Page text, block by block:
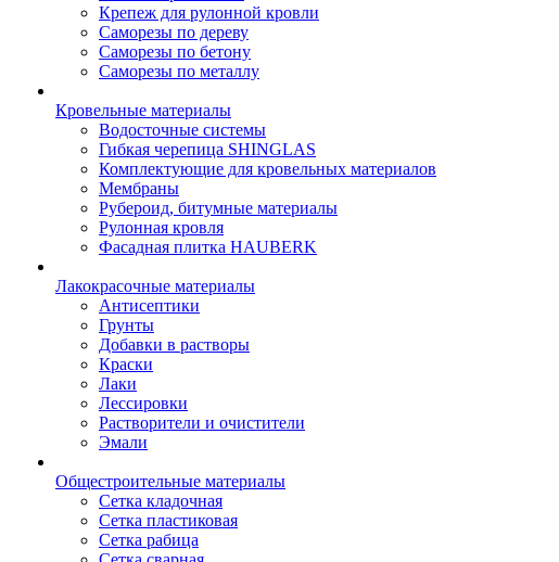
Крепеж для рулонной кровли
Саморезы по дереву
Саморезы по бетону
Саморезы по металлу
Кровельные материалы
Водосточные системы
Гибкая черепица SHINGLAS
Комплектующие для кровельных материалов
Мембраны
Рубероид, битумные материалы
Рулонная кровля
Фасадная плитка HAUBERK
Лакокрасочные материалы
Антисептики
Грунты
Добавки в растворы
Краски
Лаки
Лессировки
Растворители и очистители
Эмали
Общестроительные материалы
Сетка кладочная
Сетка пластиковая
Сетка рабица